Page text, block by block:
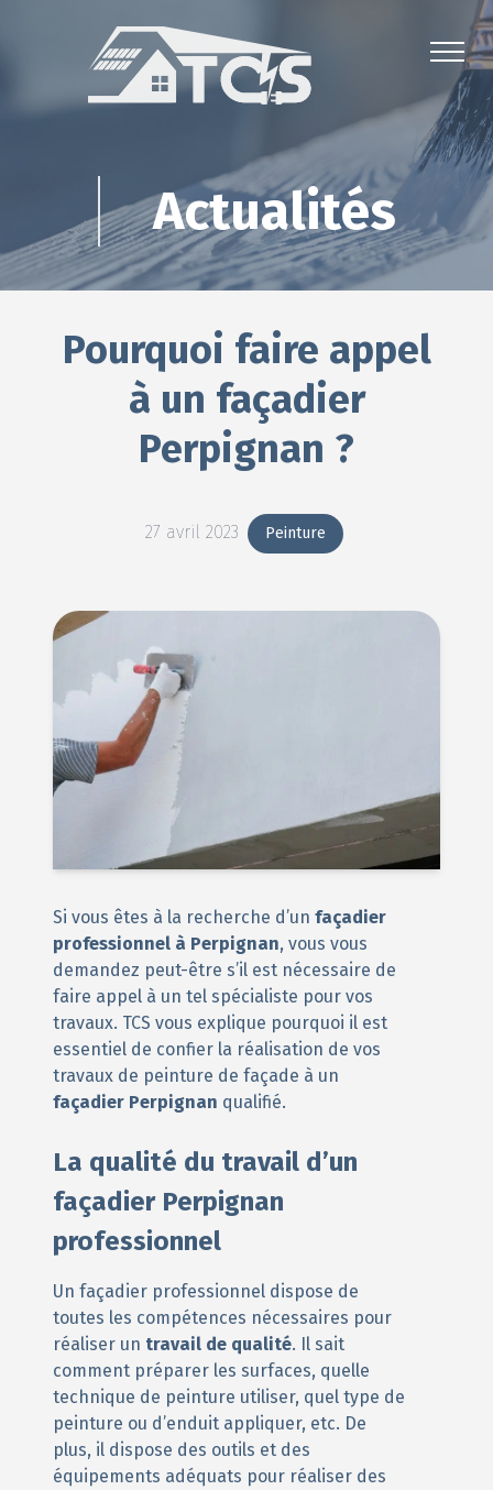
Actualités
Pourquoi faire appel
à un façadier
Perpignan ?
27 avril 2023 Peinture
Si vous êtes à la recherche d’un façadier
professionnel à Perpignan, vous vous
demandez peut-être s’il est nécessaire de
faire appel à un tel spécialiste pour vos
travaux. TCS vous explique pourquoi il est
essentiel de confier la réalisation de vos
travaux de peinture de façade à un
façadier Perpignan qualifié.
La qualité du travail d’un
façadier Perpignan
professionnel
Un façadier professionnel dispose de
toutes les compétences nécessaires pour
réaliser un travail de qualité. Il sait
comment préparer les surfaces, quelle
technique de peinture utiliser, quel type de
peinture ou d’enduit appliquer, etc. De
plus, il dispose des outils et des
équipements adéquats pour réaliser des